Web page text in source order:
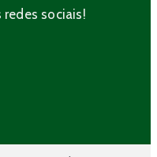
sociais!